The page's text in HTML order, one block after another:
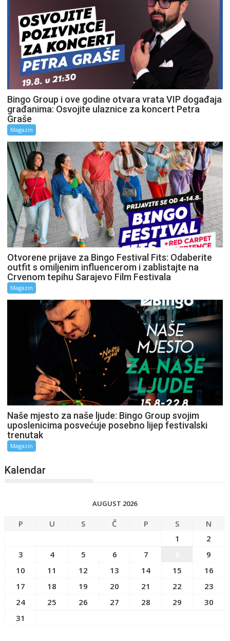
Bingo Group i ove godine otvara vrata VIP događaja
građanima: Osvojite ulaznice za koncert Petra
Graše
Magazin
Otvorene prijave za Bingo Festival Fits: Odaberite
outfit s omiljenim influencerom i zablistajte na
Crvenom tepihu Sarajevo Film Festivala
Magazin
Naše mjesto za naše ljude: Bingo Group svojim
uposlenicima posvećuje posebno lijep festivalski
trenutak
Magazin
Kalendar
AUGUST 2026
P U S Č P S
N
1
2
3
4 5 6 7
9
10
11 12 13 14 15
16
17
18 19 20 21 22
23
24
25 26 27 28 29
30
31